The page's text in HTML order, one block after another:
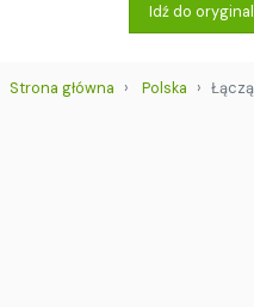
Idź do
Strona główna Polska